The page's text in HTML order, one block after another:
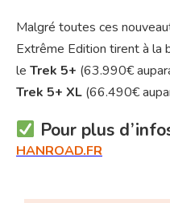
Malgré toutes ces
Extrême Edition tirent à la
le Trek 5+ (63.990€
Trek 5+ XL (66.490€
Pour plus
HANROAD.FR